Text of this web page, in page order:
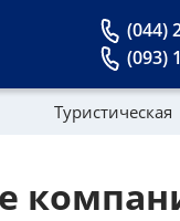
(044)
(093)
Туристическая
Новости